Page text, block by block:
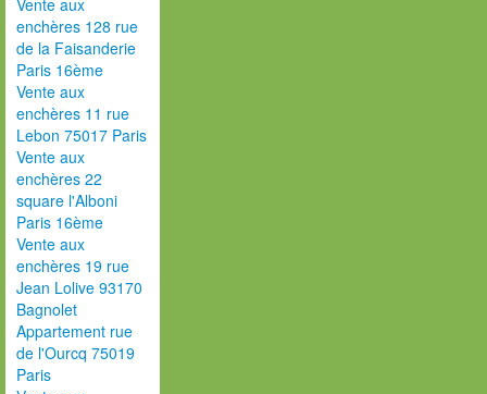
Vente aux
enchères 128 rue
de la Faisanderie
Paris 16ème
Vente aux
enchères 11 rue
Lebon 75017 Paris
Vente aux
enchères 22
square l'Alboni
Paris 16ème
Vente aux
enchères 19 rue
Jean Lolive 93170
Bagnolet
Appartement rue
de l'Ourcq 75019
Paris